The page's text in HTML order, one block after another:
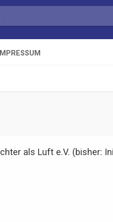
IMPRESSUM
als Luft e.V. (bisher: